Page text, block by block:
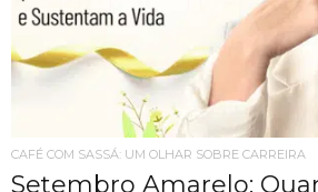
CAFÉ COM SASSÁ: UM OLHAR SOBRE CARREIRA
Setembro Amarelo: